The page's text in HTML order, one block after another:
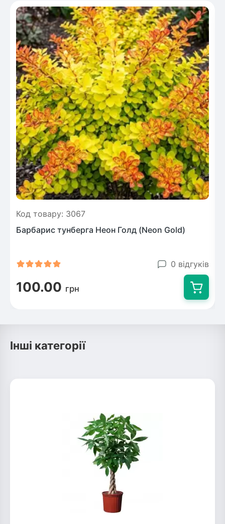
Код товару: 3067
Барбарис тунберга Неон Голд (Neon Gold)
0 відгуків
100.00 грн
Інші категорії